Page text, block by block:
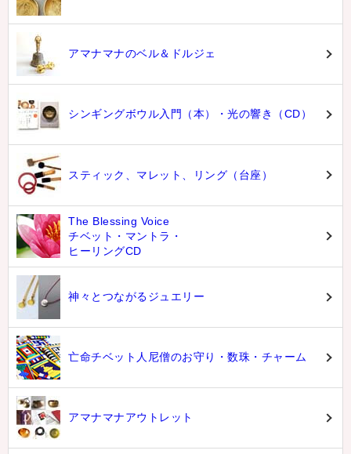
アマナマナのベル＆ドルジェ
シンギングボウル入門（本）・光の響き（CD）
スティック、マレット、リング（台座）
The Blessing Voice
チベット・マントラ・
ヒーリングCD
神々とつながるジュエリー
亡命チベット人尼僧のお守り・数珠・チャーム
アマナマナアウトレット